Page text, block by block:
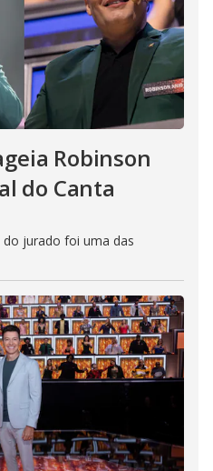
Robinson
do Canta
do jurado foi uma das